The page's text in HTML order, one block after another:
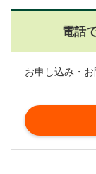
電話
お申し込み・